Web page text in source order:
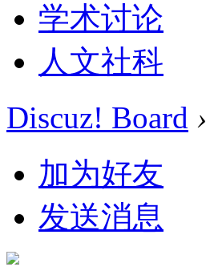
学术讨论
人文社科
Discuz! Board ›
加为好友
发送消息